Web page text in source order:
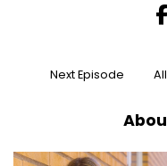
Next Episode